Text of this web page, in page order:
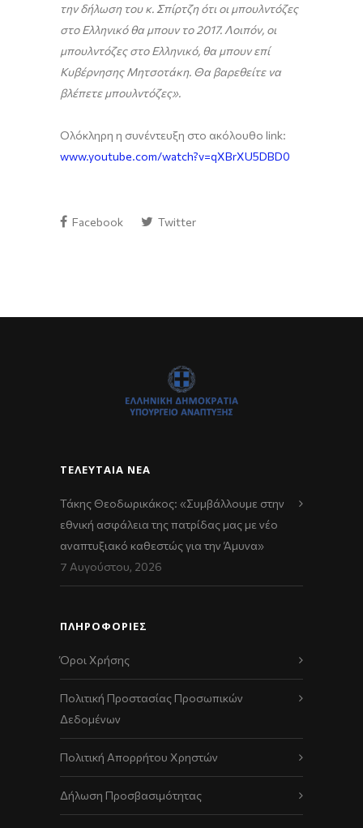
την δήλωση του κ. Σπίρτζη ότι οι μπουλντόζες
στο Ελληνικό θα μπουν το 2017. Λοιπόν, οι
μπουλντόζες στο Ελληνικό, θα μπουν επί
Κυβέρνησης Μητσοτάκη. Θα βαρεθείτε να
βλέπετε μπουλντόζες».
Ολόκληρη η συνέντευξη στο ακόλουθο link:
www.youtube.com/watch?v=qXBrXU5DBD0
Facebook Twitter
ΤΕΛΕΥΤΑΊΑ ΝΈΑ
Τάκης Θεοδωρικάκος: «Συμβάλλουμε στην
εθνική ασφάλεια της πατρίδας μας με νέο
αναπτυξιακό καθεστώς για την Άμυνα»
7 Αυγούστου, 2026
ΠΛΗΡΟΦΟΡΙΕΣ
Όροι Χρήσης
Πολιτική Προστασίας Προσωπικών
Δεδομένων
Πολιτική Απορρήτου Χρηστών
Δήλωση Προσβασιμότητας